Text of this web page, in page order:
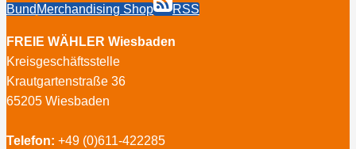
Bund Merchandising Shop RSS
FREIE WÄHLER Wiesbaden
Kreisgeschäftsstelle
Krautgartenstraße 36
65205 Wiesbaden
Telefon: +49 (0)611-422285